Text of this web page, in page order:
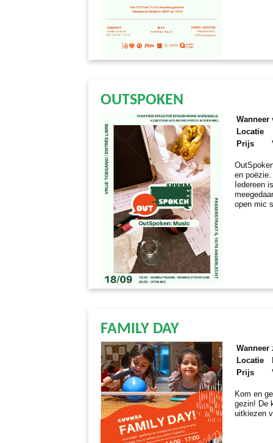
OUTSPOKEN
Wanneer
Locatie
Prijs
en
Iedereen
open mic
FAMILY DAY
Wanneer
Locatie
Prijs
Kom en
gezin! De
uitkiezen